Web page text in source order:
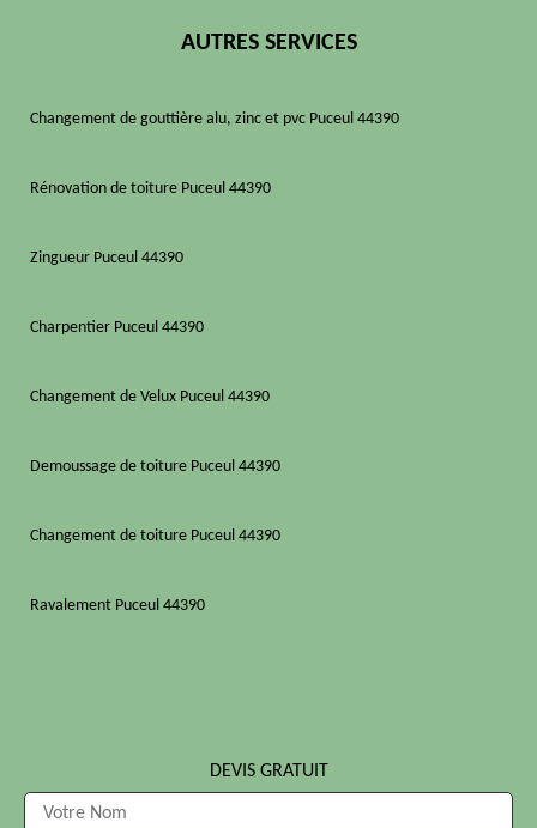
AUTRES SERVICES
Changement de gouttière alu, zinc et pvc Puceul 44390
Rénovation de toiture Puceul 44390
Zingueur Puceul 44390
Charpentier Puceul 44390
Changement de Velux Puceul 44390
Demoussage de toiture Puceul 44390
Changement de toiture Puceul 44390
Ravalement Puceul 44390
DEVIS GRATUIT